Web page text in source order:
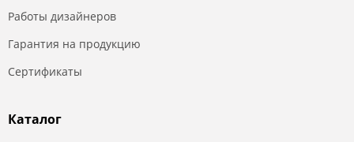
Работы дизайнеров
Гарантия на продукцию
Сертификаты
Каталог